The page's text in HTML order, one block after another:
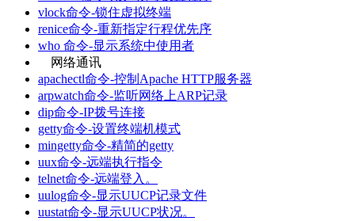
vlock命令-锁住虚拟终端
renice命令-重新指定行程优先序
who 命令-显示系统中使用者
网络通讯
apachectl命令-控制Apache HTTP服务器
arpwatch命令-监听网络上ARP记录
dip命令-IP拨号连接
getty命令-设置终端机模式
mingetty命令-精简的getty
uux命令-远端执行指令
telnet命令-远端登入。
uulog命令-显示UUCP记录文件
uustat命令-显示UUCP状况。